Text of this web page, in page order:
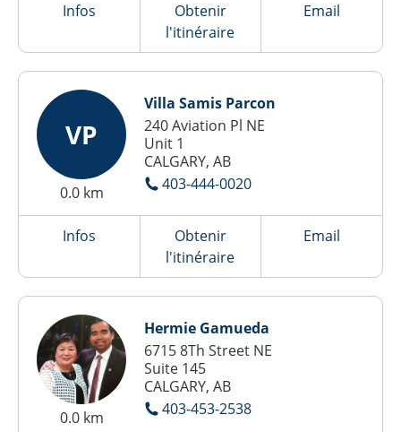
Infos
Obtenir
l'itinéraire
Email
VP
0.0 km
Villa Samis Parcon
240 Aviation Pl NE
Unit 1
CALGARY, AB
403-444-0020
Infos
Obtenir
l'itinéraire
Email
0.0 km
Hermie Gamueda
6715 8Th Street NE
Suite 145
CALGARY, AB
403-453-2538